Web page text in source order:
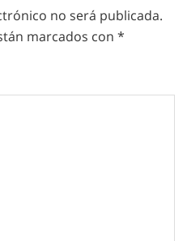
no será publicada.
marcados con *